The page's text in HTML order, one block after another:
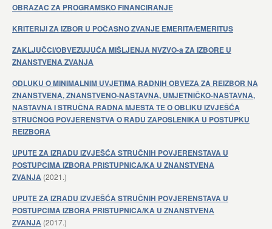
OBRAZAC ZA PROGRAMSKO FINANCIRANJE
KRITERIJI ZA IZBOR U POČASNO ZVANJE EMERITA/EMERITUS
ZAKLJUČCI/OBVEZUJUĆA MIŠLJENJA NVZVO-a ZA IZBORE U
ZNANSTVENA ZVANJA
ODLUKU O MINIMALNIM UVJETIMA RADNIH OBVEZA ZA REIZBOR NA
ZNANSTVENA, ZNANSTVENO-NASTAVNA, UMJETNIČKO-NASTAVNA,
NASTAVNA I STRUČNA RADNA MJESTA TE O OBLIKU IZVJEŠĆA
STRUČNOG POVJERENSTVA O RADU ZAPOSLENIKA U POSTUPKU
REIZBORA
UPUTE ZA IZRADU IZVJEŠĆA STRUČNIH POVJERENSTAVA U
POSTUPCIMA IZBORA PRISTUPNICA/KA U ZNANSTVENA
ZVANJA (2021.)
UPUTE ZA IZRADU IZVJEŠĆA STRUČNIH POVJERENSTAVA U
POSTUPCIMA IZBORA PRISTUPNICA/KA U ZNANSTVENA
ZVANJA (2017.)